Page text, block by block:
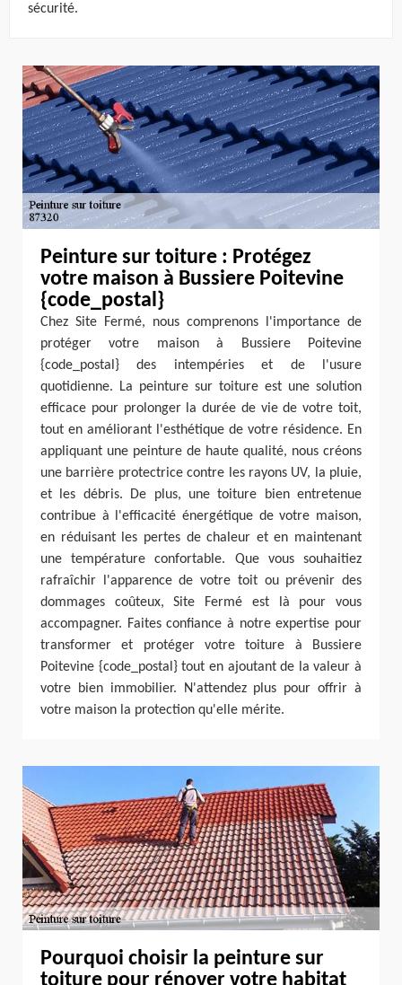
sécurité.
Peinture sur toiture : Protégez
votre maison à Bussiere Poitevine
{code_postal}
Chez Site Fermé, nous comprenons l'importance de
protéger votre maison à Bussiere Poitevine
{code_postal} des intempéries et de l'usure
quotidienne. La peinture sur toiture est une solution
efficace pour prolonger la durée de vie de votre toit,
tout en améliorant l'esthétique de votre résidence. En
appliquant une peinture de haute qualité, nous créons
une barrière protectrice contre les rayons UV, la pluie,
et les débris. De plus, une toiture bien entretenue
contribue à l'efficacité énergétique de votre maison,
en réduisant les pertes de chaleur et en maintenant
une température confortable. Que vous souhaitiez
rafraîchir l'apparence de votre toit ou prévenir des
dommages coûteux, Site Fermé est là pour vous
accompagner. Faites confiance à notre expertise pour
transformer et protéger votre toiture à Bussiere
Poitevine {code_postal} tout en ajoutant de la valeur à
votre bien immobilier. N'attendez plus pour offrir à
votre maison la protection qu'elle mérite.
Pourquoi choisir la peinture sur
toiture pour rénover votre habitat